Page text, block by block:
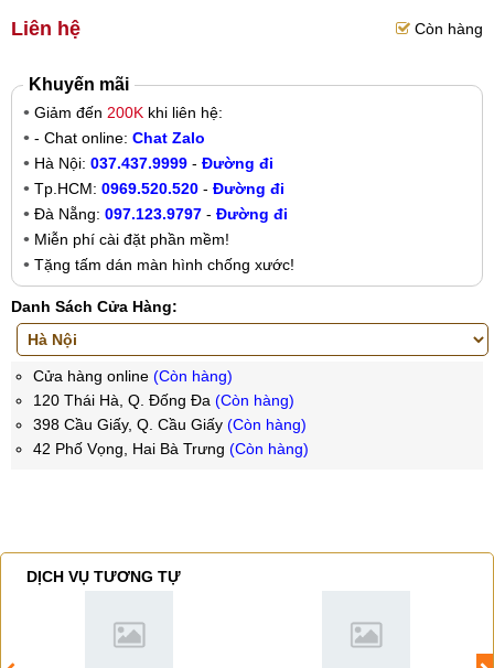
Liên hệ Còn hàng
Khuyến mãi
Giảm đến 200K khi liên hệ:
- Chat online: Chat Zalo
Hà Nội: 037.437.9999 - Đường đi
Tp.HCM: 0969.520.520 - Đường đi
Đà Nẵng: 097.123.9797 - Đường đi
Miễn phí cài đặt phần mềm!
Tặng tấm dán màn hình chống xước!
Danh Sách Cửa Hàng:
Cửa hàng online (Còn hàng)
120 Thái Hà, Q. Đống Đa (Còn hàng)
398 Cầu Giấy, Q. Cầu Giấy (Còn hàng)
42 Phố Vọng, Hai Bà Trưng (Còn hàng)
DỊCH VỤ TƯƠNG TỰ